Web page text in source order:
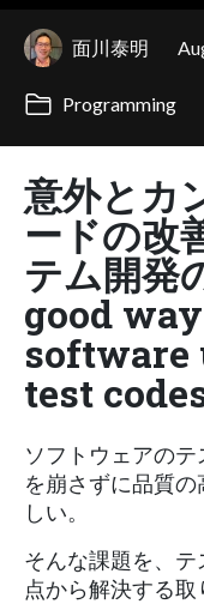
面川泰明
Programming
意外とカ
ードの改
テム開発
good
software
test
ソフトウェアの
を崩さずに品質
しい。
そんな課題を、
点から解決する